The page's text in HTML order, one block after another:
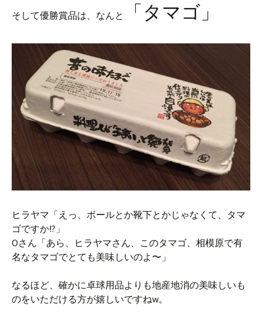
そして優勝賞品は、なんと 「タマゴ」
ヒラヤマ「えっ、ボールとか靴下とかじゃなくて、タマ
ゴですか!?」
Oさん「あら、ヒラヤマさん、このタマゴ、相模原で有
名なタマゴでとても美味しいのよ〜」
なるほど、確かに卓球用品よりも地産地消の美味しいも
のをいただける方が嬉しいですねw。